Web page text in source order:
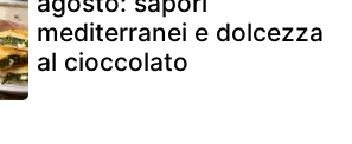
mediterranei e dolcezza
al cioccolato